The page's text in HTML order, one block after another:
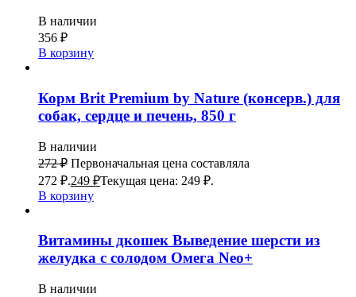
В наличии
356 ₽
В корзину
Корм Brit Premium by Nature (консерв.) для
собак, сердце и печень, 850 г
В наличии
272₽ Первоначальная цена составляла
272 ₽.249 ₽Текущая цена: 249 ₽.
В корзину
Витамины дкошек Выведение шерсти из
желудка с солодом Омега Neo+
В наличии